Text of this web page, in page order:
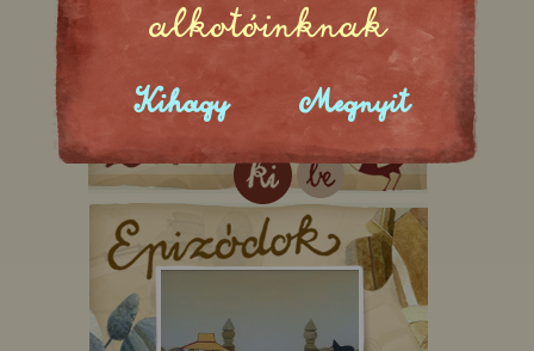
alkotóinknak
Kihagy Megnyit